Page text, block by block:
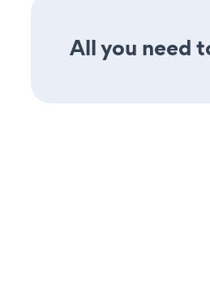
All you need